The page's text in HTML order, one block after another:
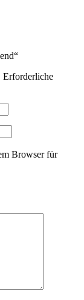
Erforderliche
Browser für